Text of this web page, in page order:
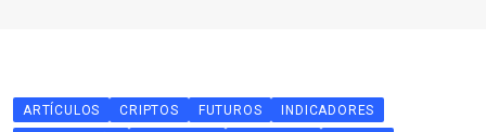
Contacto
ARTÍCULOS CRIPTOS FUTUROS
INDICADORES